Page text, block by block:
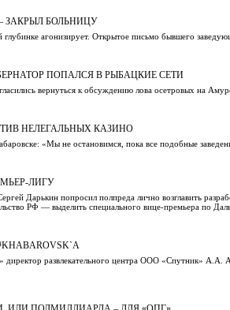
ЗАКРЫЛ БОЛЬНИЦУ
агонизирует. Открытое письмо бывшего
ПОПАЛСЯ В РЫБАЦКИЕ СЕТИ
вернуться к обсуждению лова осетровых на
НЕЛЕГАЛЬНЫХ КАЗИНО
«Мы не остановимся, пока все подобные
ЛИГУ
Дарькин попросил полпреда лично возглавить
РФ — выделить специального вице-премьера по
директор развлекательного центра ООО «Спутник»